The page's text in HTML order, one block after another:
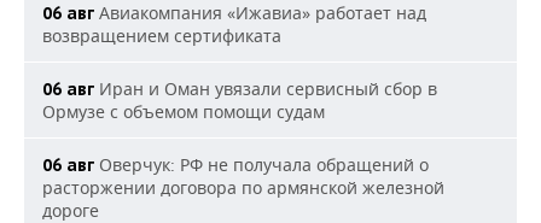
06 авг Авиакомпания «Ижавиа» работает над
возвращением сертификата
06 авг Иран и Оман увязали сервисный сбор в
Ормузе с объемом помощи судам
06 авг Оверчук: РФ не получала обращений о
расторжении договора по армянской железной
дороге